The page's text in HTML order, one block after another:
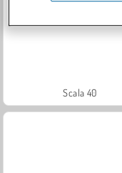
Scala 40